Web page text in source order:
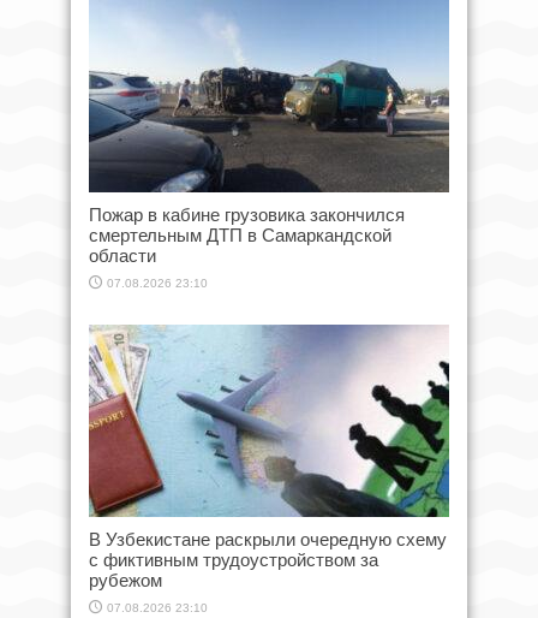
Пожар в кабине грузовика закончился
смертельным ДТП в Самаркандской
области
07.08.2026 23:10
В Узбекистане раскрыли очередную схему
с фиктивным трудоустройством за
рубежом
07.08.2026 23:10